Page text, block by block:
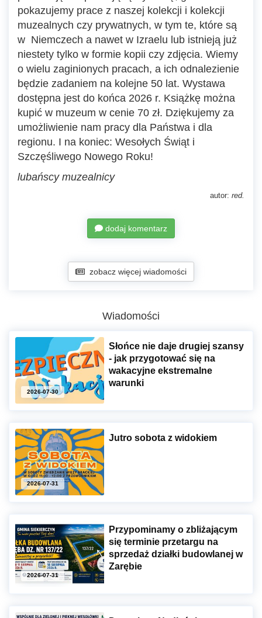
pokazujemy prace z naszej kolekcji i kolekcji
muzealnych czy prywatnych, w tym te, które są
w Niemczech a nawet w Izraelu lub istnieją już
niestety tylko w formie kopii czy zdjęcia. Wiemy
o wielu zaginionych pracach, a ich odnalezienie
będzie zadaniem na kolejne 50 lat. Wystawa
dostępna jest do końca 2026 r. Książkę można
kupić w muzeum w cenie 70 zł. Dziękujemy za
umożliwienie nam pracy dla Państwa i dla
regionu. I na koniec: Wesołych Świąt i
Szczęśliwego Nowego Roku!
lubańscy muzealnicy
autor: red.
dodaj komentarz
zobacz więcej wiadomości
Wiadomości
2026-07-30
Słońce nie daje drugiej szansy
- jak przygotować się na
wakacyjne ekstremalne
warunki
2026-07-31
Jutro sobota z widokiem
2026-07-31
Przypominamy o zbliżającym
się terminie przetargu na
sprzedaż działki budowlanej w
Zarębie